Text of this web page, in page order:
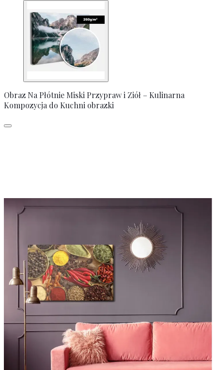
Obraz Na Płótnie Miski Przypraw i Ziół – Kulinarna
Kompozycja do Kuchni obrazki